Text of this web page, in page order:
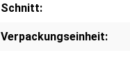
Schnitt:
Verpackungseinheit: